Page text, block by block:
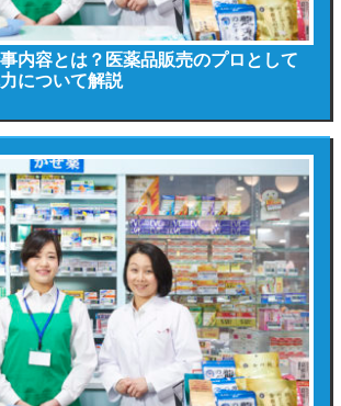
内容とは？医薬品販売のプロとして
について解説